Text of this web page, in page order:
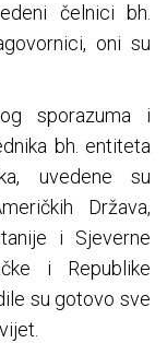
čelnici bh.
oni su
sporazuma i
bh. entiteta
uvedene su
Država,
i Sjeverne
i Republike
su gotovo sve